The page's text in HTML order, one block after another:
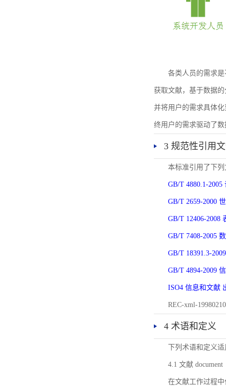
各类人员的需求
获取文献，基于数据
并将用户的需求具体
终用户的需求驱动了
3 规范性引用
本标准引用了下
GB/T 4880.1-
GB/T 2659-2000
GB/T 12406-2008
GB/T 7408-2005
GB/T 18391.3-
GB/T 4894-2009
ISO4 信息和文献
REC-xml-
4 术语和定义
下列术语和定义
4.1 文献 document
在文献工作过程